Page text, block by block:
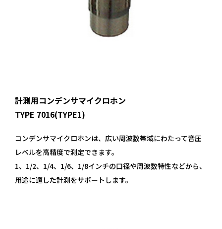
計測用コンデンサマイクロホン
TYPE 7016(TYPE1)
コンデンサマイクロホンは、広い周波数帯域にわたって音圧
レベルを高精度で測定できます。
1、1/2、1/4、1/6、1/8インチの口径や周波数特性などから、
用途に適した計測をサポートします。